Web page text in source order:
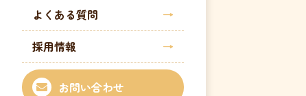
よくある質問
採用情報
お問い合わせ